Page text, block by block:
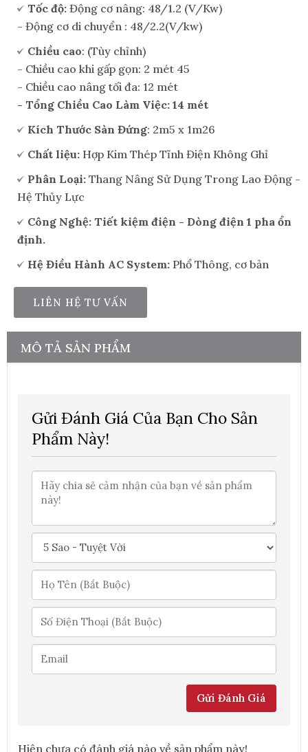
Tốc độ: Động cơ nâng: 48/1.2 (V/Kw)
- Động cơ di chuyển : 48/2.2(V/kw)
Chiều cao: (Tùy chỉnh)
- Chiều cao khi gấp gọn: 2 mét 45
- Chiều cao nâng tối đa: 12 mét
- Tổng Chiều Cao Làm Việc: 14 mét
Kích Thước Sàn Đứng: 2m5 x 1m26
Chất liệu: Hợp Kim Thép Tĩnh Điện Không Ghỉ
Phân Loại: Thang Nâng Sử Dụng Trong Lao Động -
Hệ Thủy Lực
Công Nghệ: Tiết kiệm điện - Dòng điện 1 pha ổn
định.
Hệ Điều Hành AC System: Phổ Thông, cơ bản
LIÊN HỆ TƯ VẤN
MÔ TẢ SẢN PHẨM
Gửi Đánh Giá Của Bạn Cho Sản
Phẩm Này!
Gửi Đánh Giá
Hiện chưa có đánh giá nào về sản phẩm này!